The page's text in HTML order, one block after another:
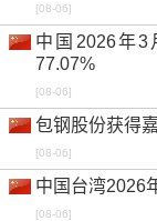
热镀锌卷 DX51D+Z80
- -
- -
- -
热镀锌卷 DX51D+Z80
[08-06]
中国2026年3
77.07%
[08-06]
包钢股份获得
[08-06]
中国台湾2026
[08-06]